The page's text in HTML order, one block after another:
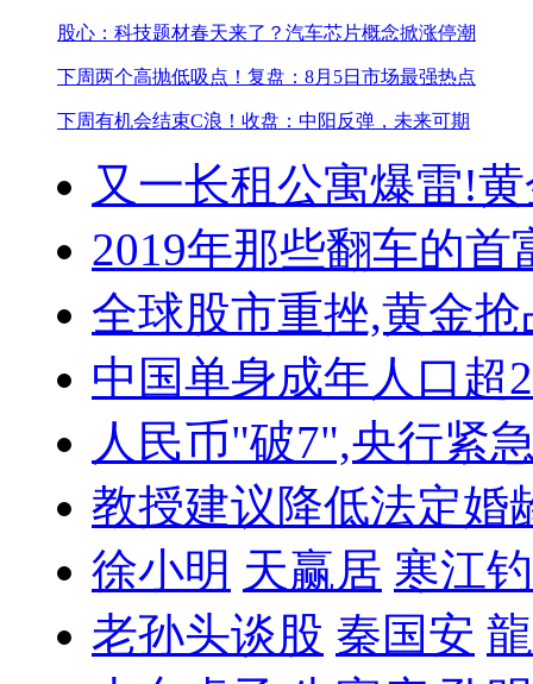
股心：科技题材春天来了？ 汽车芯片概念掀涨停潮
下周两个高抛低吸点！ 复盘：8月5日市场最强热点
下周有机会结束C浪！ 收盘：中阳反弹，未来可期
又一长租公寓爆雷!
2019年那些翻车的首
全球股市重挫,黄金抢
中国单身成年人口超
人民币"破7",央行紧
教授建议降低法定婚
徐小明 天赢居 寒江
老孙头谈股 秦国安